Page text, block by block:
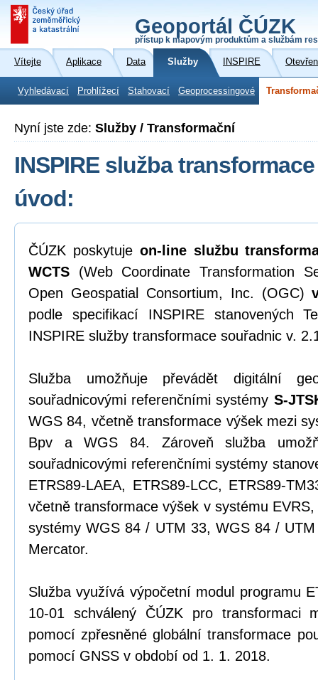
Geoportál ČÚZK
přístup k mapovým produktům a službám
Vítejte Aplikace Data Služby INSPIRE
Vyhledávací Prohlížecí Stahovací Geoprocessingové
Nyní jste zde: Služby / Transformační
INSPIRE služba
úvod:
ČÚZK poskytuje on-line službu
WCTS (Web Coordinate Transformation
Open Geospatial Consortium, Inc. (OGC)
podle specifikací INSPIRE stanovených
INSPIRE služby transformace souřadnic v.
Služba umožňuje převádět digitální
souřadnicovými referenčními systémy S-
WGS 84, včetně transformace výšek mezi
Bpv a WGS 84. Zároveň služba
souřadnicovými referenčními systémy
ETRS89-LAEA, ETRS89-LCC, ETRS89-
včetně transformace výšek v systému
systémy WGS 84 / UTM 33, WGS 84 /
Mercator.
Služba využívá výpočetní modul programu
10-01 schválený ČÚZK pro transformaci
pomocí zpřesněné globální transformace
pomocí GNSS v období od 1. 1. 2018.